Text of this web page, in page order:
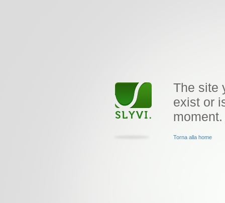
The site
exist or
moment.
Torna alla home